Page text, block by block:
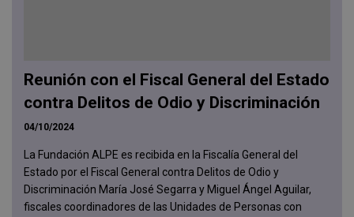
Reunión con el Fiscal General del Estado
contra Delitos de Odio y Discriminación
04/10/2024
La Fundación ALPE es recibida en la Fiscalía General del
Estado por el Fiscal General contra Delitos de Odio y
Discriminación María José Segarra y Miguel Ángel Aguilar,
fiscales coordinadores de las Unidades de Personas con